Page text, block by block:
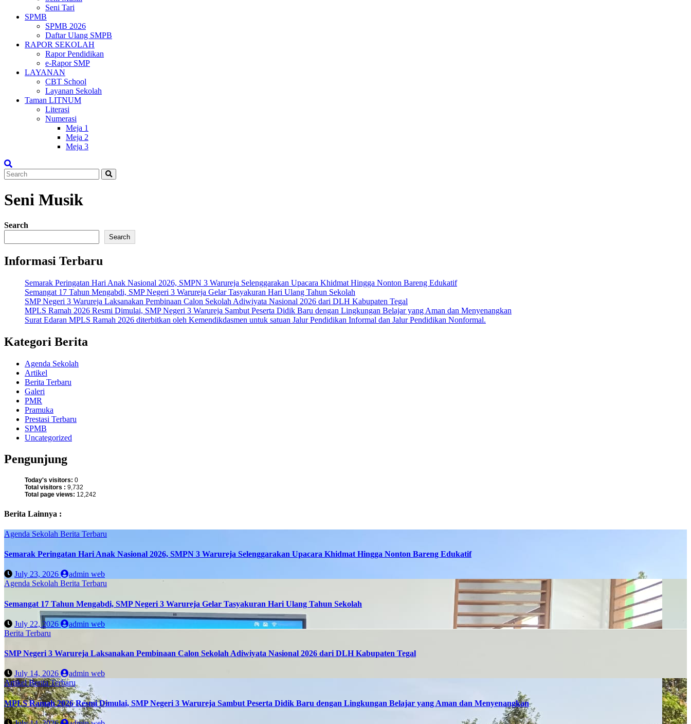
Seni Tari
SPMB
SPMB 2026
Daftar Ulang SMPB
RAPOR SEKOLAH
Rapor Pendidikan
e-Rapor SMP
LAYANAN
CBT School
Layanan Sekolah
Taman LITNUM
Literasi
Numerasi
Meja 1
Meja 2
Meja 3
Seni Musik
Search
Search
Informasi Terbaru
Semarak Peringatan Hari Anak Nasional 2026, SMPN 3 Warureja Selenggarakan Upacara Khidmat Hingga Nonton Bareng Edukatif
Semangat 17 Tahun Mengabdi, SMP Negeri 3 Warureja Gelar Tasyakuran Hari Ulang Tahun Sekolah
SMP Negeri 3 Warureja Laksanakan Pembinaan Calon Sekolah Adiwiyata Nasional 2026 dari DLH Kabupaten Tegal
MPLS Ramah 2026 Resmi Dimulai, SMP Negeri 3 Warureja Sambut Peserta Didik Baru dengan Lingkungan Belajar yang Aman dan Menyenangkan
Surat Edaran MPLS Ramah 2026 diterbitkan oleh Kemendikdasmen untuk satuan Jalur Pendidikan Informal dan Jalur Pendidikan Nonformal.
Kategori Berita
Agenda Sekolah
Artikel
Berita Terbaru
Galeri
PMR
Pramuka
Prestasi Terbaru
SPMB
Uncategorized
Pengunjung
Today's visitors: 0
Total visitors : 9,732
Total page views: 12,242
Berita Lainnya :
Agenda Sekolah Berita Terbaru
Semarak Peringatan Hari Anak Nasional 2026, SMPN 3 Warureja Selenggarakan Upacara Khidmat Hingga Nonton Bareng Edukatif
July 23, 2026
admin web
Agenda Sekolah Berita Terbaru
Semangat 17 Tahun Mengabdi, SMP Negeri 3 Warureja Gelar Tasyakuran Hari Ulang Tahun Sekolah
July 22, 2026
admin web
Berita Terbaru
SMP Negeri 3 Warureja Laksanakan Pembinaan Calon Sekolah Adiwiyata Nasional 2026 dari DLH Kabupaten Tegal
July 14, 2026
admin web
ArtikelBerita Terbaru
MPLS Ramah 2026 Resmi Dimulai, SMP Negeri 3 Warureja Sambut Peserta Didik Baru dengan Lingkungan Belajar yang Aman dan Menyenangkan